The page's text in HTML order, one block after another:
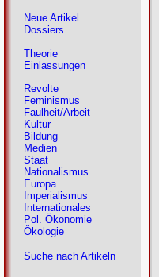
Neue Artikel
Dossiers
Theorie
Einlassungen
Revolte
Feminismus
Faulheit/Arbeit
Kultur
Bildung
Medien
Staat
Nationalismus
Europa
Imperialismus
Internationales
Pol. Ökonomie
Ökologie
Suche nach Artikeln